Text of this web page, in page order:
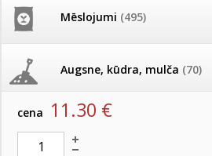
Mēslojumi (495)
Augsne, kūdra, mulča (70)
Podi un kasetes
26.05. Vebinārs - Kā ierobežot
gliemežus piemājas dārzā un
Ūdens piemērotības noteikšana
Produkti »Palīglīdzekļi augu audzēšanai
Aukla vītā linu nepulēta
artikuls: 47131 EAN: 4750646015710
cena 11.30 €